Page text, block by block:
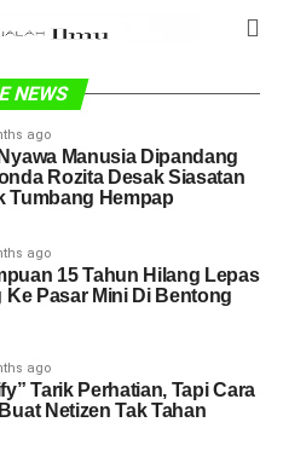
NEWS
ago
Manusia Dipandang
Rozita Desak Siasatan
Tumbang Hempap
ago
15 Tahun Hilang Lepas
Ke Pasar Mini Di Bentong
ago
Tarik Perhatian, Tapi Cara
Netizen Tak Tahan